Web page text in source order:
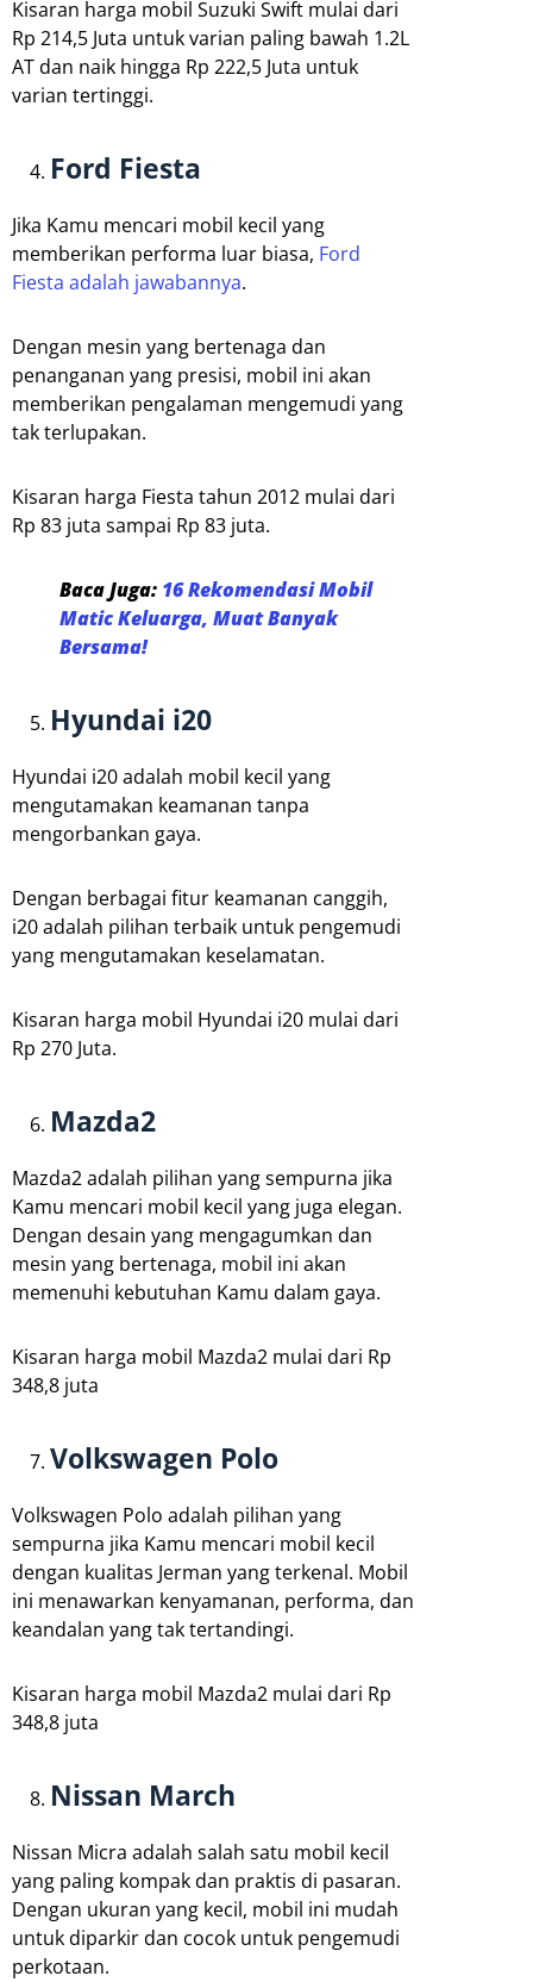
Kisaran harga mobil Suzuki Swift mulai dari
Rp 214,5 Juta untuk varian paling bawah 1.2L
AT dan naik hingga Rp 222,5 Juta untuk
varian tertinggi.
Ford Fiesta
Jika Kamu mencari mobil kecil yang
memberikan performa luar biasa, Ford
Fiesta adalah jawabannya.
Dengan mesin yang bertenaga dan
penanganan yang presisi, mobil ini akan
memberikan pengalaman mengemudi yang
tak terlupakan.
Kisaran harga Fiesta tahun 2012 mulai dari
Rp 83 juta sampai Rp 83 juta.
Baca Juga: 16 Rekomendasi Mobil
Matic Keluarga, Muat Banyak
Bersama!
Hyundai i20
Hyundai i20 adalah mobil kecil yang
mengutamakan keamanan tanpa
mengorbankan gaya.
Dengan berbagai fitur keamanan canggih,
i20 adalah pilihan terbaik untuk pengemudi
yang mengutamakan keselamatan.
Kisaran harga mobil Hyundai i20 mulai dari
Rp 270 Juta.
Mazda2
Mazda2 adalah pilihan yang sempurna jika
Kamu mencari mobil kecil yang juga elegan.
Dengan desain yang mengagumkan dan
mesin yang bertenaga, mobil ini akan
memenuhi kebutuhan Kamu dalam gaya.
Kisaran harga mobil Mazda2 mulai dari Rp
348,8 juta
Volkswagen Polo
Volkswagen Polo adalah pilihan yang
sempurna jika Kamu mencari mobil kecil
dengan kualitas Jerman yang terkenal. Mobil
ini menawarkan kenyamanan, performa, dan
keandalan yang tak tertandingi.
Kisaran harga mobil Mazda2 mulai dari Rp
348,8 juta
Nissan March
Nissan Micra adalah salah satu mobil kecil
yang paling kompak dan praktis di pasaran.
Dengan ukuran yang kecil, mobil ini mudah
untuk diparkir dan cocok untuk pengemudi
perkotaan.